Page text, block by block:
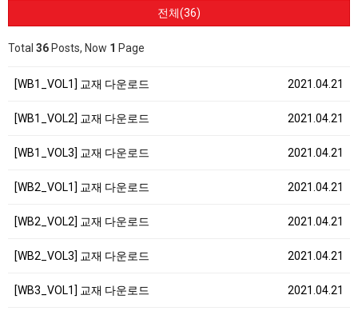
전체(36)
Total 36 Posts, Now 1 Page
2021.04.21
[WB1_VOL1] 교재 다운로드
2021.04.21
[WB1_VOL2] 교재 다운로드
2021.04.21
[WB1_VOL3] 교재 다운로드
2021.04.21
[WB2_VOL1] 교재 다운로드
2021.04.21
[WB2_VOL2] 교재 다운로드
2021.04.21
[WB2_VOL3] 교재 다운로드
2021.04.21
[WB3_VOL1] 교재 다운로드